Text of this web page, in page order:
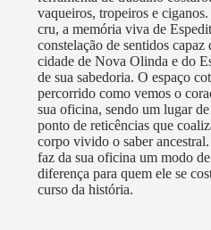
vaqueiros, tropeiros e
cru, a memória viva de
constelação de sentidos
cidade de Nova Olinda e do
de sua sabedoria. O espaço
percorrido como vemos o
sua oficina, sendo um lugar
ponto de reticências que
corpo vivido o saber
faz da sua oficina um modo
diferença para quem ele se
curso da história.